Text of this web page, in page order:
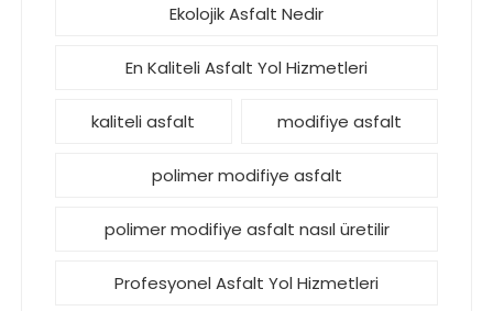
Ekolojik Asfalt Nedir
En Kaliteli Asfalt Yol Hizmetleri
kaliteli asfalt modifiye asfalt
polimer modifiye asfalt
polimer modifiye asfalt nasıl üretilir
Profesyonel Asfalt Yol Hizmetleri